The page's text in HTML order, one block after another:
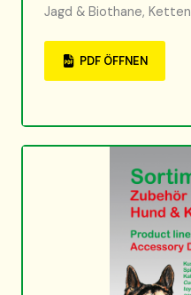
Jagd & Biothane, Ketten
PDF ÖFFNEN